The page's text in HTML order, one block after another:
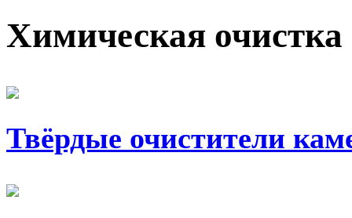
Химическая
Твёрдые очистители